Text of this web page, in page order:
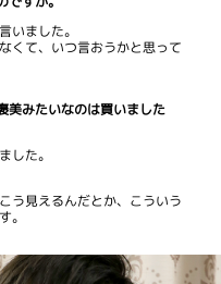
いました。
くて、いつ言おうかと思って
美みたいなのは買いました
した。
う見えるんだとか、こういう
。